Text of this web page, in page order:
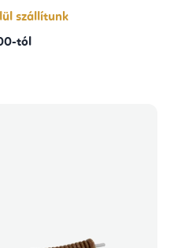
csillag.
szállítunk
tól